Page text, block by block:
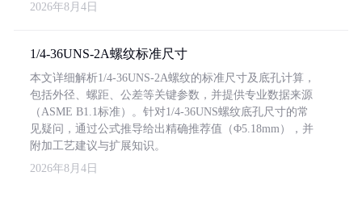
2026年8月4日
1/4-36UNS-2A螺纹标准尺寸
本文详细解析1/4-36UNS-2A螺纹的标准尺寸及底孔计算，
包括外径、螺距、公差等关键参数，并提供专业数据来源
（ASME B1.1标准）。针对1/4-36UNS螺纹底孔尺寸的常
见疑问，通过公式推导给出精确推荐值（Φ5.18mm），并
附加工艺建议与扩展知识。
2026年8月4日